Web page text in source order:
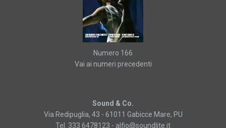
Numero 166
Vai ai numeri precedenti
Sound & Co.
Via Redipuglia, 43 - 61011 Gabicce Mare, PU
Tel. 333 6478123 - alfio@soundlite.it